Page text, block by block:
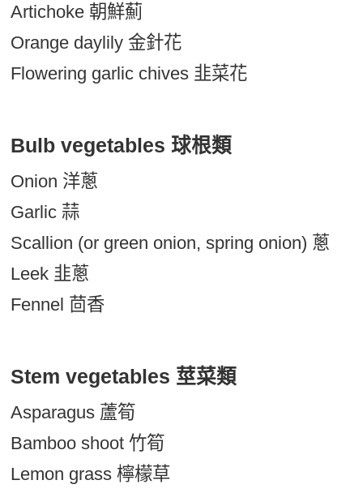
Artichoke 朝鮮薊
Orange daylily 金針花
Flowering garlic chives 韭菜花
Bulb vegetables 球根類
Onion 洋蔥
Garlic 蒜
Scallion (or green onion, spring onion) 蔥
Leek 韭蔥
Fennel 茴香
Stem vegetables 莖菜類
Asparagus 蘆筍
Bamboo shoot 竹筍
Lemon grass 檸檬草